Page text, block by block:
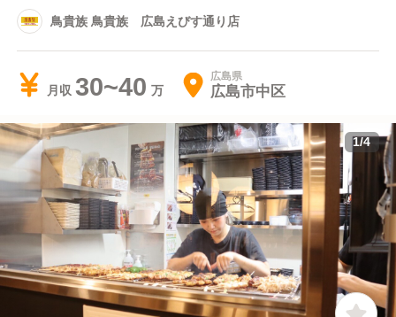
鳥貴族 鳥貴族 広島えびす通り店
月収 30~40 広島県
広島市中区
1/4